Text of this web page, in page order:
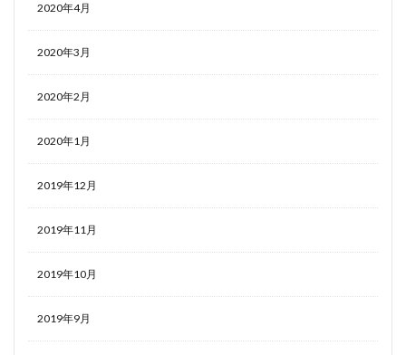
2020年4月
2020年3月
2020年2月
2020年1月
2019年12月
2019年11月
2019年10月
2019年9月